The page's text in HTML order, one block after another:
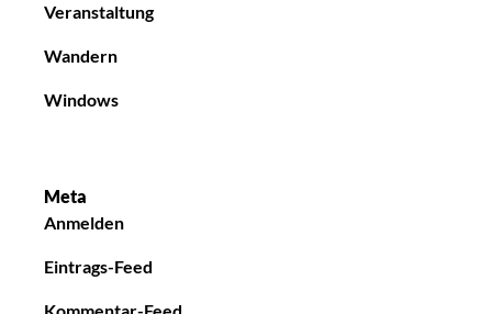
Veranstaltung
Wandern
Windows
Meta
Anmelden
Eintrags-Feed